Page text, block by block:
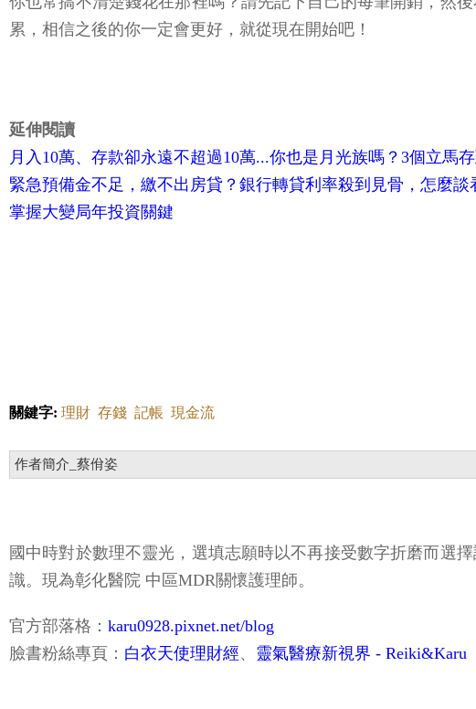
累，相信之後的你一定會更好，就從現在開始吧！
延伸閱讀
月入10萬、存款卻永遠不超過10萬...你也是月光族嗎？3個立馬
緊急預備金不足，繳不出房貸？銀行轉貸利率殺到見骨，怎麼談
掌握大變局年投資關鍵
關鍵字: 理財 存錢 記帳 現金流
作者簡介_蔡佾姿
國中時對於數理不靈光，選填志願時以不再接受數字折磨而選
識。現為彰化醫院 中區MDR關懷護理師。
官方部落格： karu0928.pixnet.net/blog
臉書粉絲專頁： 白衣天使理財經、 靈氣醫療新視界 - Reiki&Karu